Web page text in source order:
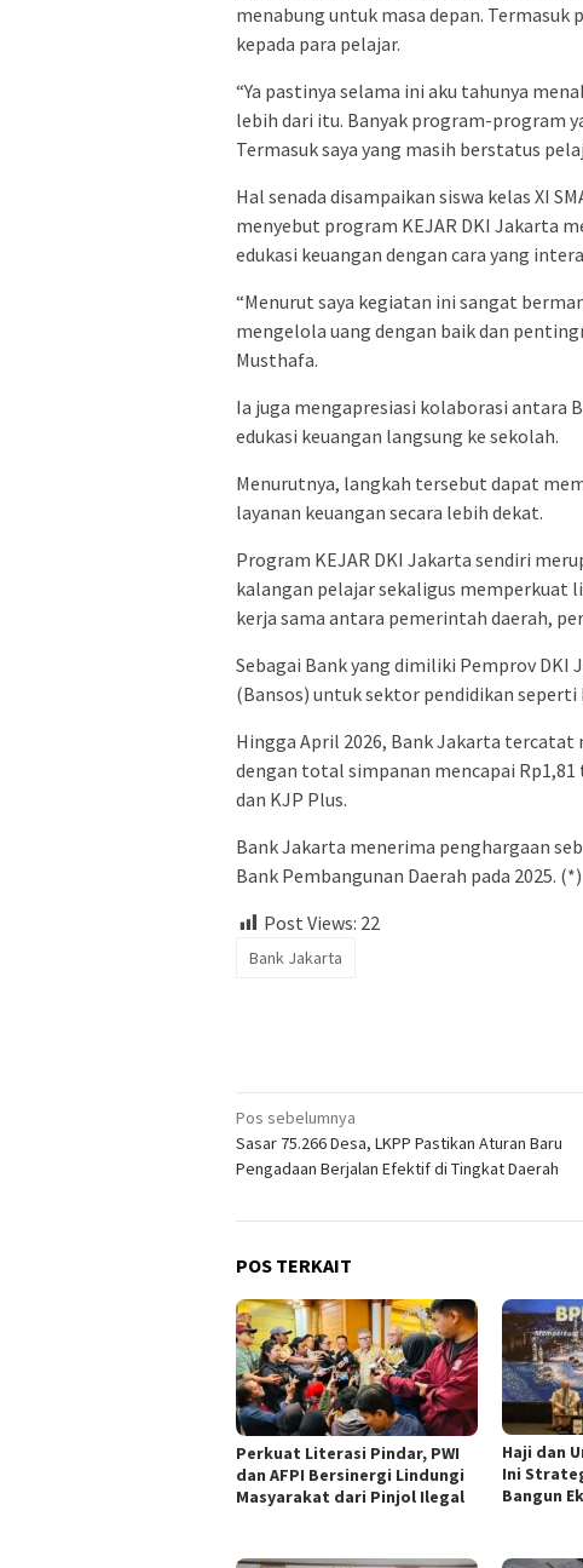
menabung untuk masa depan.
kepada para pelajar.
“Ya pastinya selama ini aku tahunya
lebih dari itu. Banyak program-program
Termasuk saya yang masih berstatus
Hal senada disampaikan siswa kelas XI
menyebut program KEJAR DKI Jakarta
edukasi keuangan dengan cara yang
“Menurut saya kegiatan ini sangat
mengelola uang dengan baik dan
Musthafa.
Ia juga mengapresiasi kolaborasi antara
edukasi keuangan langsung ke sekolah.
Menurutnya, langkah tersebut dapat
layanan keuangan secara lebih dekat.
Program KEJAR DKI Jakarta sendiri
kalangan pelajar sekaligus memperkuat
kerja sama antara pemerintah daerah,
Sebagai Bank yang dimiliki Pemprov
(Bansos) untuk sektor pendidikan seperti
Hingga April 2026, Bank Jakarta
dengan total simpanan mencapai
dan KJP Plus.
Bank Jakarta menerima penghargaan
Bank Pembangunan Daerah pada 2025. (*)
Post Views: 22
Bank Jakarta
Navigasi
pos
Pos sebelumnya
Sasar 75.266 Desa, LKPP Pastikan Aturan Baru
Pengadaan Berjalan Efektif di Tingkat Daerah
POS TERKAIT
Perkuat Literasi Pindar, PWI
dan AFPI Bersinergi Lindungi
Masyarakat dari Pinjol Ilegal
Haji dan
Ini
Bangun